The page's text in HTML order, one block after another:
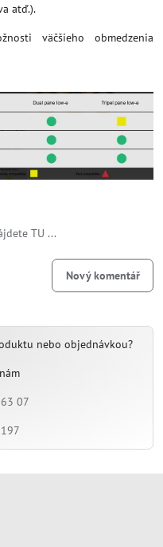
atď.).
väčšieho obmedzenia
TU ...
Nový komentář
nebo objednávkou?
07